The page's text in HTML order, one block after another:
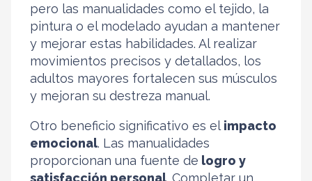
pero las manualidades como el tejido, la
pintura o el modelado ayudan a mantener
y mejorar estas habilidades. Al realizar
movimientos precisos y detallados, los
adultos mayores fortalecen sus músculos
y mejoran su destreza manual.
Otro beneficio significativo es el impacto
emocional. Las manualidades
proporcionan una fuente de logro y
satisfacción personal. Completar un